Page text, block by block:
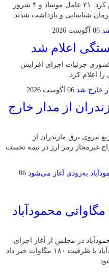
محمودآباد آنلاین : وزارت اطلاعات اعلام کرد: ۲۱ عامل موساد و ۴ شرور
شناسایی و بازداشت شدند.
06 آگوست 2026
اعلام شد
جزئیات اجرای افزایش
اعلام کرد.
06 آگوست 2026
از مدار خارج
نیروی برق مازندران از
دستگاه استخراج غیرمجاز رمز ارز در نیمه نخست
06
فاز نخست نیروگاه ۵۰۰ مگاواتی محمودآباد
در مجلس از آغاز اجرای
فاز نخست نیروگاه ۵۰۰ مگاواتی محمودآباد با ظرفیت ۱۸۰ مگاوات خبر داد